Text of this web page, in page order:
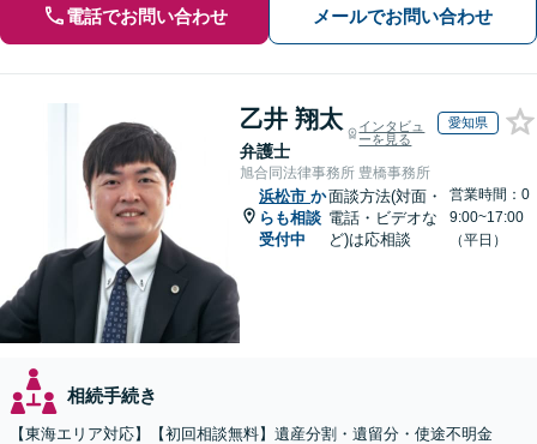
電話でお問い合わせ メールでお問い合わせ
乙井 翔太
弁護士
インタビュ
ーを見る
愛知県
旭合同法律事務所 豊橋事務所
浜松市 か
らも相談
受付中
面談方法(対面・
電話・ビデオな
ど)は応相談
営業時間：0
9:00~17:00
（平日）
相続手続き
【東海エリア対応】【初回相談無料】遺産分割・遺留分・使途不明金